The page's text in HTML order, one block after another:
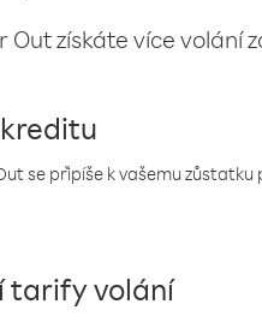
Out získáte více volání
se připíše k vašemu
tarify volání